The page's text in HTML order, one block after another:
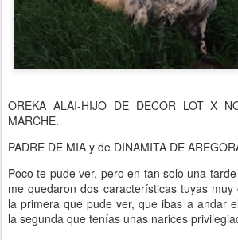
OREKA ALAI-HIJO DE DECOR LOT X
MARCHE.
PADRE DE MIA y de DINAMITA DE
Poco te pude ver, pero en tan solo una
me quedaron dos características tuyas
la primera que pude ver, que ibas a andar
la segunda que tenías unas narices